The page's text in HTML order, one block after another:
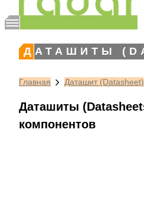
ДАТАШИТЫ
Главная Даташит (Datasheet)
Даташиты
компонентов